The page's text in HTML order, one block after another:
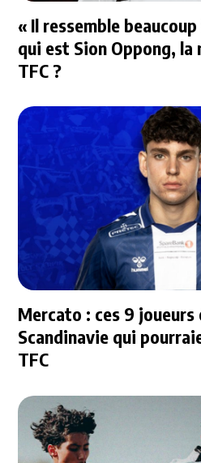
« Il ressemble
qui est Sion Oppong, la
TFC ?
Mercato : ces 9 joueurs
Scandinavie qui
TFC